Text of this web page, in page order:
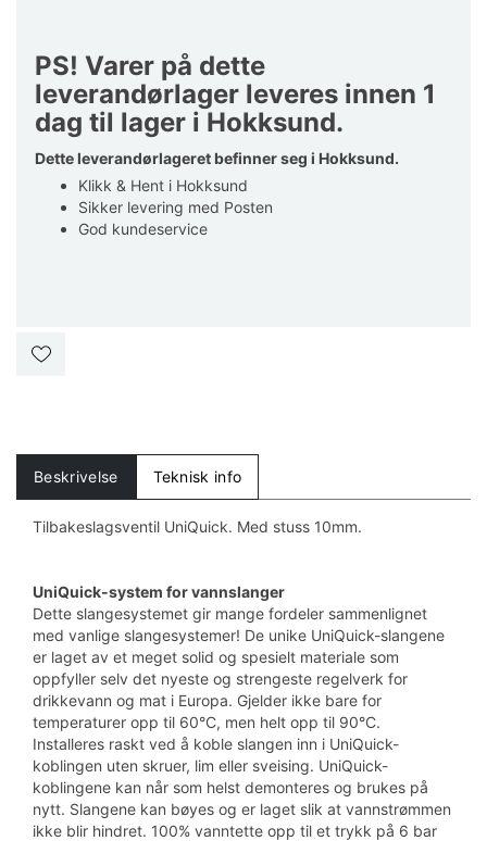
PS! Varer på dette
leverandørlager leveres innen 1
dag til lager i Hokksund.
Dette leverandørlageret befinner seg i Hokksund.
Klikk & Hent i Hokksund
Sikker levering med Posten
God kundeservice
Beskrivelse Teknisk info
Tilbakeslagsventil UniQuick. Med stuss 10mm.
UniQuick-system for vannslanger
Dette slangesystemet gir mange fordeler sammenlignet
med vanlige slangesystemer! De unike UniQuick-slangene
er laget av et meget solid og spesielt materiale som
oppfyller selv det nyeste og strengeste regelverk for
drikkevann og mat i Europa. Gjelder ikke bare for
temperaturer opp til 60°C, men helt opp til 90°C.
Installeres raskt ved å koble slangen inn i UniQuick-
koblingen uten skruer, lim eller sveising. UniQuick-
koblingene kan når som helst demonteres og brukes på
nytt. Slangene kan bøyes og er laget slik at vannstrømmen
ikke blir hindret. 100% vanntette opp til et trykk på 6 bar